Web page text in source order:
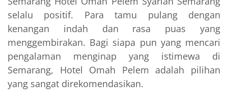
selalu positif. Para tamu pulang dengan
kenangan indah dan rasa puas yang
menggembirakan. Bagi siapa pun yang mencari
pengalaman menginap yang istimewa di
Semarang, Hotel Omah Pelem adalah pilihan
yang sangat direkomendasikan.